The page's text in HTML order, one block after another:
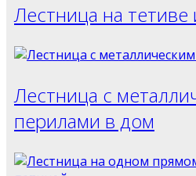
Лестница на тетиве
Лестница с
перилами в дом